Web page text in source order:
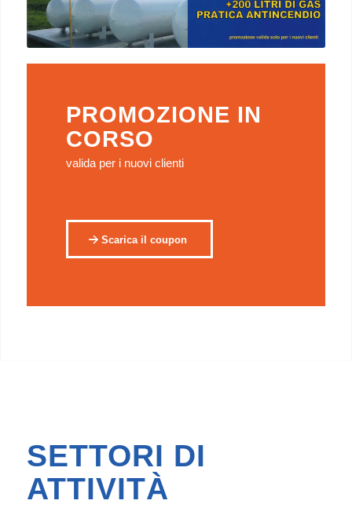
PROMOZIONE IN
CORSO
valida per i nuovi clienti
Scarica il coupon
SETTORI DI
ATTIVITÀ